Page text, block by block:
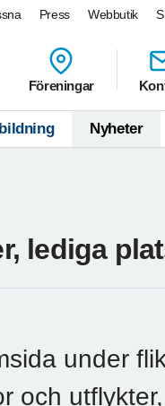
Press Webbutik
Föreningar
Nyheter
lediga
under
och